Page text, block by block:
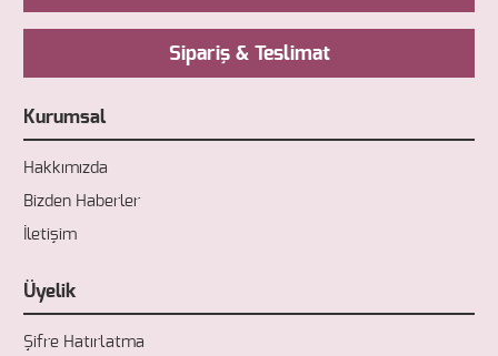
Sipariş & Teslimat
Kurumsal
Hakkımızda
Bizden Haberler
İletişim
Üyelik
Şifre Hatırlatma